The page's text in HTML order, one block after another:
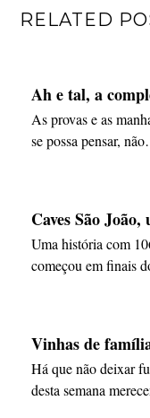
RELATED
Ah e tal, a
As provas e as
se possa pensar,
Caves São
Uma história com
começou em finais
Vinhas de
Há que não deixar
desta semana